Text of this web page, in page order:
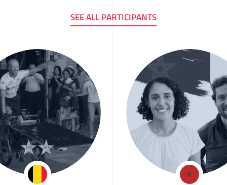
SEE ALL PARTICIPANTS